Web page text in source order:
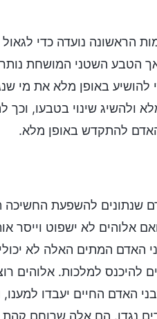
הראשונה נועדה כדי
הטבע השטני המושחת נותר
להושיע באופן מלא את מי
ולהשיג שינוי בטבעו,
האדם להתקדש באופן מלא.
שנתונים להשפעת החשיכה
אלוהים לא ישפוט וייסר
האדם המתים האלה לא
להיכנס למלכות. אלוהים
האדם החיים יעבדו
נגדו. הם אלה שרוחם